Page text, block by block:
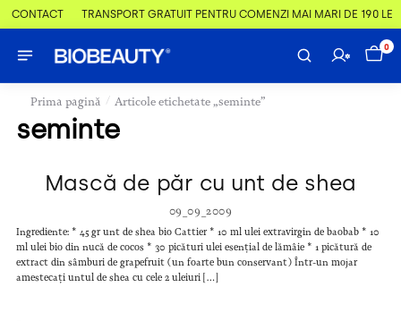
CONTACT TRANSPORT GRATUIT PENTRU COMENZI MAI MARI DE 190 LEI
0
Prima pagină / Articole etichetate „seminte”
seminte
Mască de păr cu unt de shea
09_09_2009
Ingrediente: * 45 gr unt de shea bio Cattier * 10 ml ulei extravirgin de baobab * 10
ml ulei bio din nucă de cocos * 30 picături ulei esențial de lămâie * 1 picătură de
extract din sâmburi de grapefruit (un foarte bun conservant) Într-un mojar
amestecați untul de shea cu cele 2 uleiuri […]